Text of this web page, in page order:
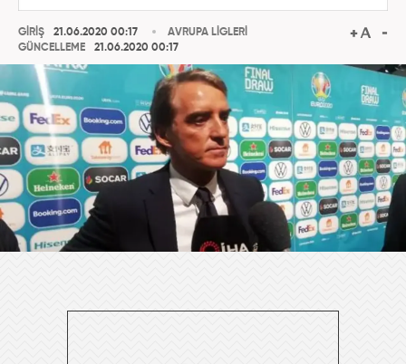
GİRİŞ
21.06.2020 00:17
GÜNCELLEME
21.06.2020 00:17
AVRUPA LİGLERİ